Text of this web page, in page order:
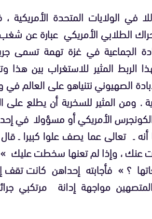
في الولايات المتحدة الأمريكية
الطلابي الأمريكي عبارة عن
الجماعية في غزة تهمة تسمى
الربط المثير للاستغراب بين
الصهيوني نتنياهو على العالم في
. ومن المثير للسخرية أن يطلع على
الأمريكي أو مسؤولا في
ـ تعالى عما يصف علوا كبيرا ـ قال
عنك ، وإذا لم تعنها سخطت
؟ » فأجابته إحداهن كانت تقف
مواجهة إدانة مرتكبي